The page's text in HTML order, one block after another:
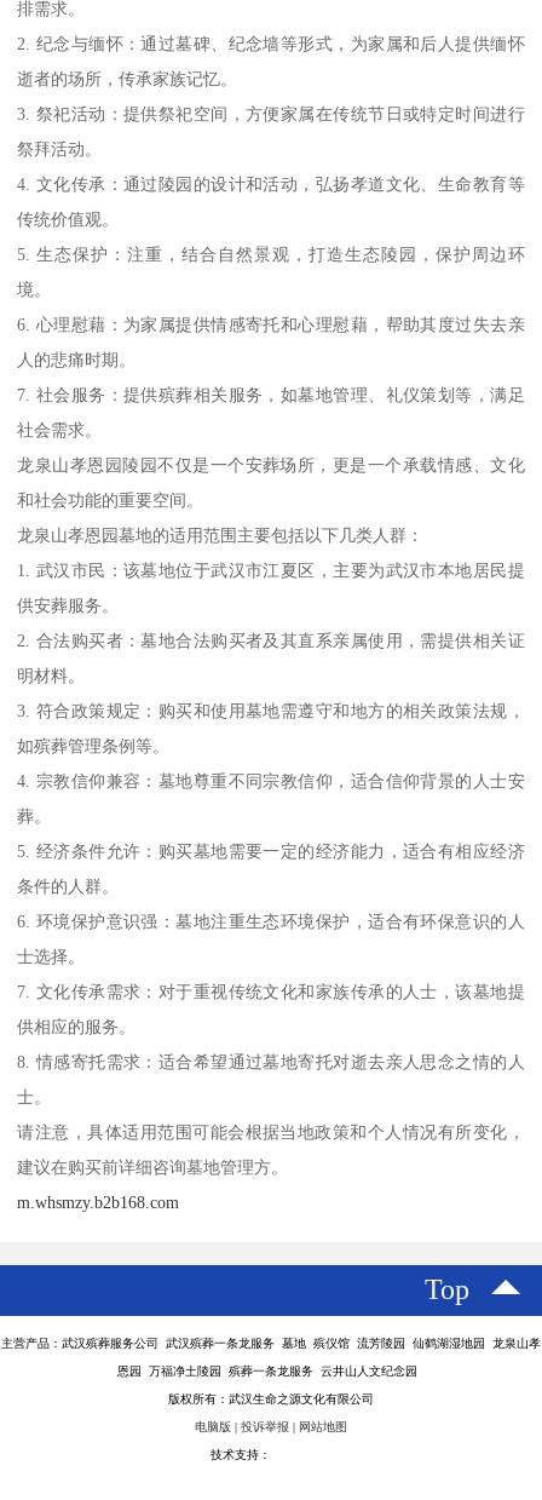
排需求。
2. 纪念与缅怀：通过墓碑、纪念墙等形式，为家属和后人提供缅怀
逝者的场所，传承家族记忆。
3. 祭祀活动：提供祭祀空间，方便家属在传统节日或特定时间进行
祭拜活动。
4. 文化传承：通过陵园的设计和活动，弘扬孝道文化、生命教育等
传统价值观。
5. 生态保护：注重，结合自然景观，打造生态陵园，保护周边环
境。
6. 心理慰藉：为家属提供情感寄托和心理慰藉，帮助其度过失去亲
人的悲痛时期。
7. 社会服务：提供殡葬相关服务，如墓地管理、礼仪策划等，满足
社会需求。
龙泉山孝恩园陵园不仅是一个安葬场所，更是一个承载情感、文化
和社会功能的重要空间。
龙泉山孝恩园墓地的适用范围主要包括以下几类人群：
1. 武汉市民：该墓地位于武汉市江夏区，主要为武汉市本地居民提
供安葬服务。
2. 合法购买者：墓地合法购买者及其直系亲属使用，需提供相关证
明材料。
3. 符合政策规定：购买和使用墓地需遵守和地方的相关政策法规，
如殡葬管理条例等。
4. 宗教信仰兼容：墓地尊重不同宗教信仰，适合信仰背景的人士安
葬。
5. 经济条件允许：购买墓地需要一定的经济能力，适合有相应经济
条件的人群。
6. 环境保护意识强：墓地注重生态环境保护，适合有环保意识的人
士选择。
7. 文化传承需求：对于重视传统文化和家族传承的人士，该墓地提
供相应的服务。
8. 情感寄托需求：适合希望通过墓地寄托对逝去亲人思念之情的人
士。
请注意，具体适用范围可能会根据当地政策和个人情况有所变化，
建议在购买前详细咨询墓地管理方。
m.whsmzy.b2b168.com
Top
主营产品：武汉殡葬服务公司 武汉殡葬一条龙服务 墓地 殡仪馆 流芳陵园 仙鹤湖湿地园 龙泉山孝
恩园 万福净土陵园 殡葬一条龙服务 云井山人文纪念园
版权所有：武汉生命之源文化有限公司
电脑版 | 投诉举报 | 网站地图
技术支持：